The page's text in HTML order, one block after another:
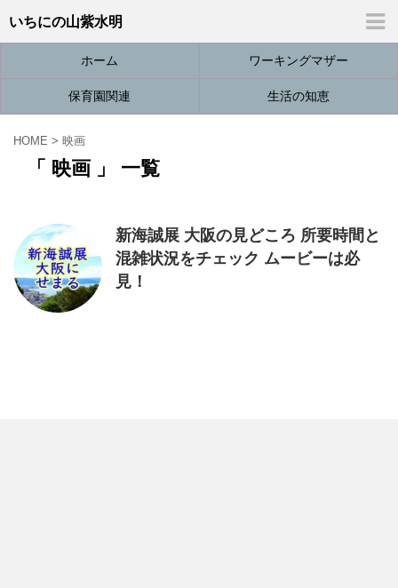
いちにの山紫水明
ホーム ワーキングマザー
保育園関連 生活の知恵
HOME > 映画
「 映画 」 一覧
新海誠展 大阪の見どころ 所要時間と
混雑状況をチェック ムービーは必
見！